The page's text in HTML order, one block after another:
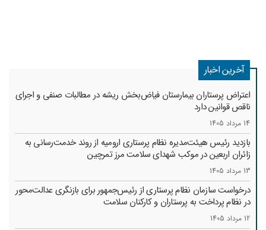
آخرین اخبار
اعتراض پرستاران بیمارستان فیاض‌بخش ریشه در مطالبات صنفی و اجرای
ناقص قوانین دارد
14 مرداد 1405
بازدید رئیس هیئت‌مدیره نظام پرستاری ارومیه از روند خدمت‌رسانی به
زائران اربعین در موکب شهدای سلامت مرز تمرچین
13 مرداد 1405
درخواست سازمان نظام پرستاری از رئیس‌جمهور برای بازنگری عدالت‌محور
در نظام پرداخت به پرستاران و کارکنان سلامت
12 مرداد 1405